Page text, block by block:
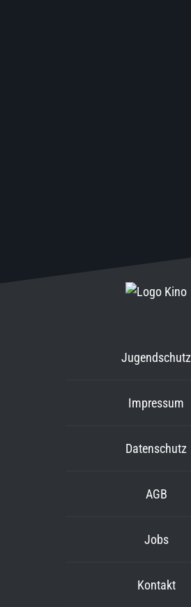
Jugendschutz
Impressum
Datenschutz
AGB
Jobs
Kontakt